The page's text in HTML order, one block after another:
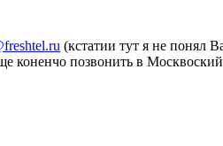
(кстатии тут я не понял
коненчо позвонить в